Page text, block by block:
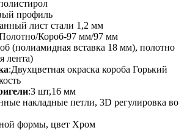
профиль
лист стали 1,2 мм
Короб-97 мм/97 мм
(полиамидная вставка 18 мм), полотно
лента)
:Двухцветная окраска короба Горький
:3 шт,16 мм
накладные петли, 3D регулировка во
формы, цвет Хром